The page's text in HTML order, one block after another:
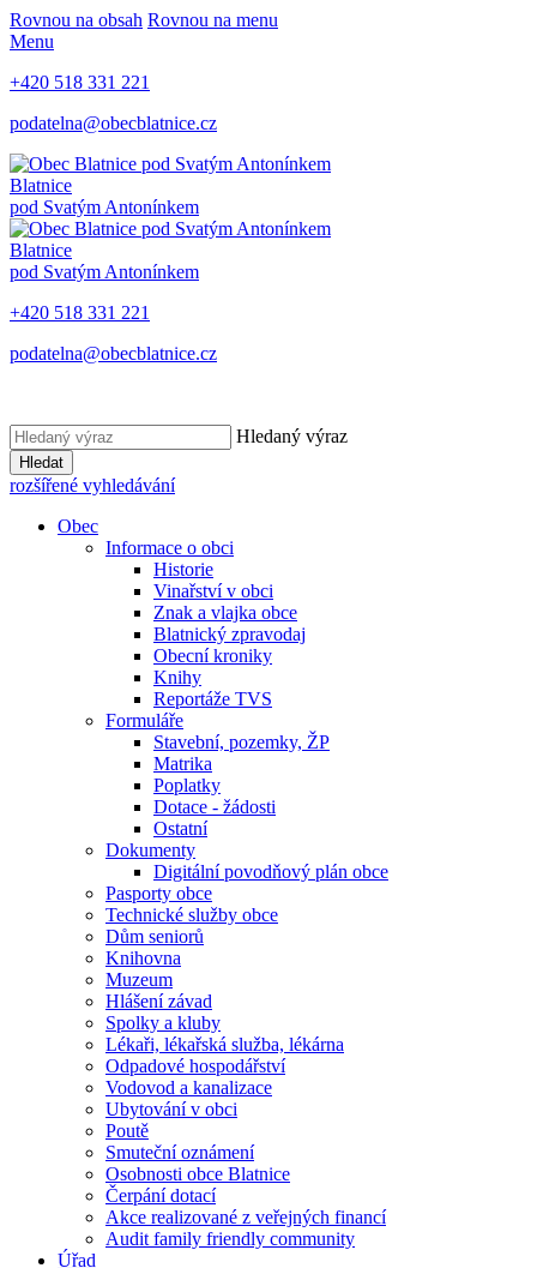
Rovnou na obsah Rovnou na menu
Menu
+420 518 331 221
podatelna@obecblatnice.cz
Blatnice
pod Svatým Antonínkem
Blatnice
pod Svatým Antonínkem
+420 518 331 221
podatelna@obecblatnice.cz
Hledaný výraz
Hledat
rozšířené vyhledávání
Obec
Informace o obci
Historie
Vinařství v obci
Znak a vlajka obce
Blatnický zpravodaj
Obecní kroniky
Knihy
Reportáže TVS
Formuláře
Stavební, pozemky, ŽP
Matrika
Poplatky
Dotace - žádosti
Ostatní
Dokumenty
Digitální povodňový plán obce
Pasporty obce
Technické služby obce
Dům seniorů
Knihovna
Muzeum
Hlášení závad
Spolky a kluby
Lékaři, lékařská služba, lékárna
Odpadové hospodářství
Vodovod a kanalizace
Ubytování v obci
Poutě
Smuteční oznámení
Osobnosti obce Blatnice
Čerpání dotací
Akce realizované z veřejných financí
Audit family friendly community
Úřad